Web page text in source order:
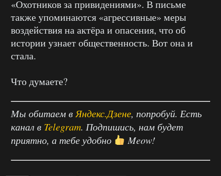
«Охотников за привидениями». В письме
также упоминаются «агрессивные» меры
воздействия на актёра и опасения, что об
истории узнает общественность. Вот она и
стала.
Что думаете?
Мы обитаем в Яндекс.Дзене, попробуй. Есть
канал в Telegram. Подпишись, нам будет
приятно, а тебе удобно
Meow!